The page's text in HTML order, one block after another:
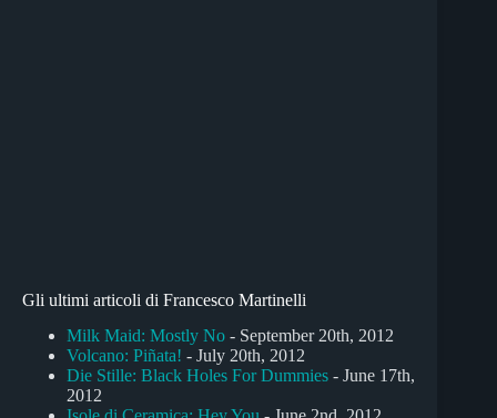
Gli ultimi articoli di Francesco Martinelli
Milk Maid: Mostly No - September 20th, 2012
Volcano: Piñata! - July 20th, 2012
Die Stille: Black Holes For Dummies - June 17th,
2012